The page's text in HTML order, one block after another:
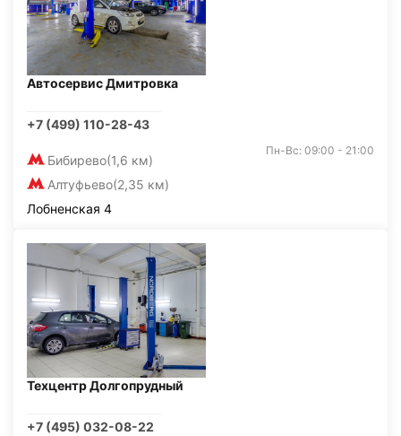
Автосервис Дмитровка
+7 (499) 110-28-43
Бибирево(1,6 км)
Алтуфьево(2,35 км)
Пн-Вс: 09:00 - 21:00
Лобненская 4
Техцентр Долгопрудный
+7 (495) 032-08-22